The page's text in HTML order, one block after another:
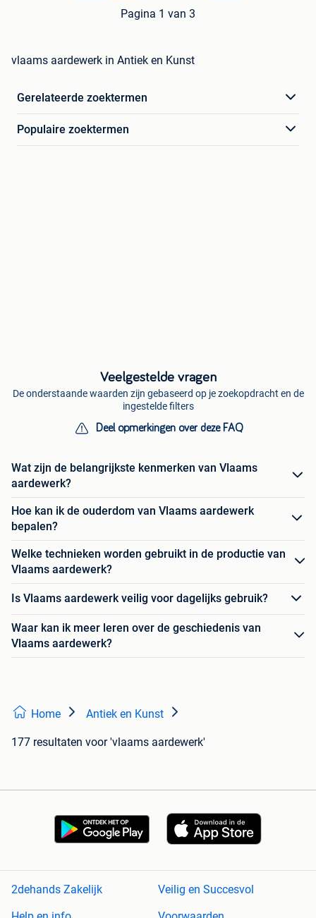
Pagina 1 van 3
vlaams aardewerk in Antiek en Kunst
Gerelateerde zoektermen
Populaire zoektermen
Veelgestelde vragen
De onderstaande waarden zijn gebaseerd op je zoekopdracht en de
ingestelde filters
Deel opmerkingen over deze FAQ
Wat zijn de belangrijkste kenmerken van Vlaams
aardewerk?
Hoe kan ik de ouderdom van Vlaams aardewerk
bepalen?
Welke technieken worden gebruikt in de productie van
Vlaams aardewerk?
Is Vlaams aardewerk veilig voor dagelijks gebruik?
Waar kan ik meer leren over de geschiedenis van
Vlaams aardewerk?
Home Antiek en Kunst
177 resultaten voor 'vlaams aardewerk'
2dehands Zakelijk
Veilig en Succesvol